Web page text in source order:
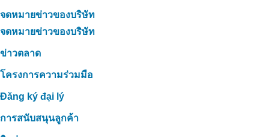
จดหมายข่าวของบริษัท
จดหมายข่าวของบริษัท
ข่าวตลาด
โครงการความร่วมมือ
Đăng ký đại lý
การสนับสนุนลูกค้า